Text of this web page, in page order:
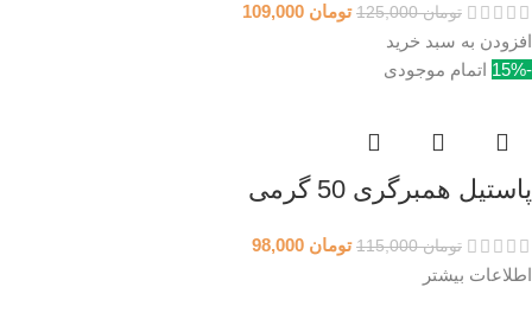
تومان125,000 تومان
افزودن به سبد خرید
-15%
اتمام موجودی
پاستیل همبرگری 50 گرمی
تومان115,000 تومان
اطلاعات بیشتر